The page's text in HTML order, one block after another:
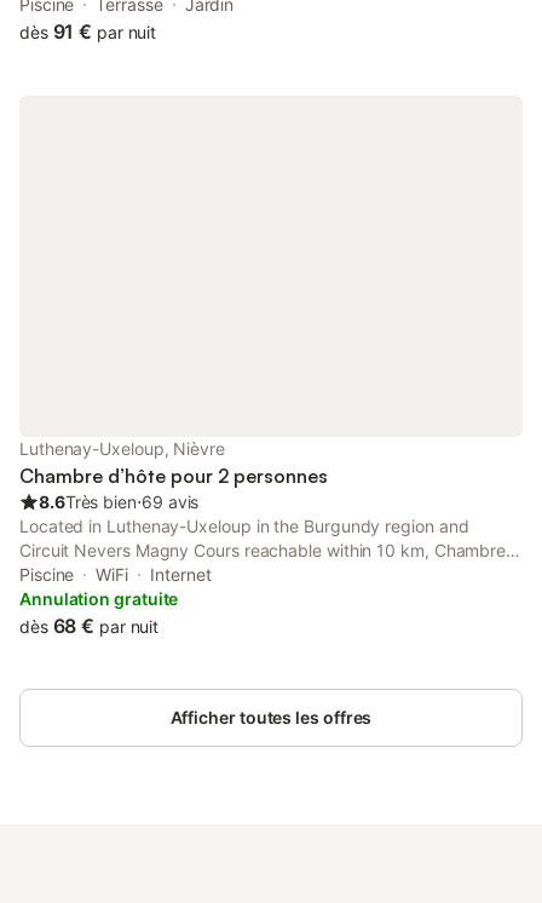
km from Centre National du Costume de Scene and 22 km from
Moulins Cathedral.
Piscine Terrasse
Jardin
dès 91 € par nuit
Luthenay-Uxeloup, Nièvre
Chambre d’hôte pour 2 personnes
8.6Très bien⋅69 avis
Located in Luthenay-Uxeloup in the Burgundy region and
Circuit Nevers Magny Cours reachable within 10 km, Chambres
chez l habitant proches circuit Magny Cours provides
accommodation with free WiFi, a children's playground, a
private beach area and...
Piscine WiFi
Internet
Annulation gratuite
dès 68 € par nuit
Afficher toutes les offres